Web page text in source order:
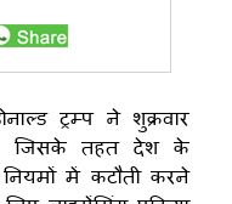
ट्रम्प ने शुक्रवार
जिसके तहत देश के
में कटौती करने